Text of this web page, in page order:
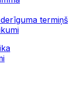
termiņš